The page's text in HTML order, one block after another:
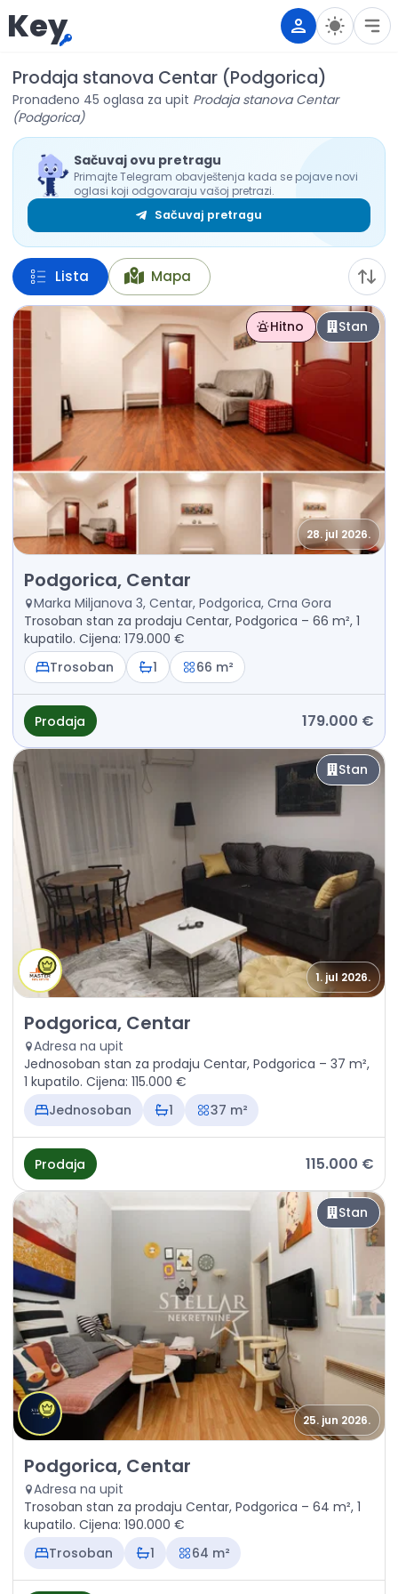
Key
Prodaja stanova Centar (Podgorica)
Pronađeno 45 oglasa za upit Prodaja stanova Centar
(Podgorica)
Sačuvaj ovu pretragu
Primajte Telegram obavještenja kada se pojave novi
oglasi koji odgovaraju vašoj pretrazi.
Sačuvaj pretragu
Lista Mapa
Hitno Stan
28. jul 2026.
Prodaja - Stan Podgorica, Centar
Podgorica, Centar
Marka Miljanova 3, Centar, Podgorica, Crna Gora
Trosoban stan za prodaju Centar, Podgorica – 66 m², 1
kupatilo. Cijena: 179.000 €
Trosoban
1 66 m²
Prodaja 179.000 €
Stan
1. jul 2026.
Prodaja - Stan Podgorica, Centar
Podgorica, Centar
Adresa na upit
Jednosoban stan za prodaju Centar, Podgorica – 37 m²,
1 kupatilo. Cijena: 115.000 €
Jednosoban
1 37 m²
Prodaja 115.000 €
Stan
25. jun 2026.
Prodaja - Stan Podgorica, Centar
Podgorica, Centar
Adresa na upit
Trosoban stan za prodaju Centar, Podgorica – 64 m², 1
kupatilo. Cijena: 190.000 €
Trosoban
1 64 m²